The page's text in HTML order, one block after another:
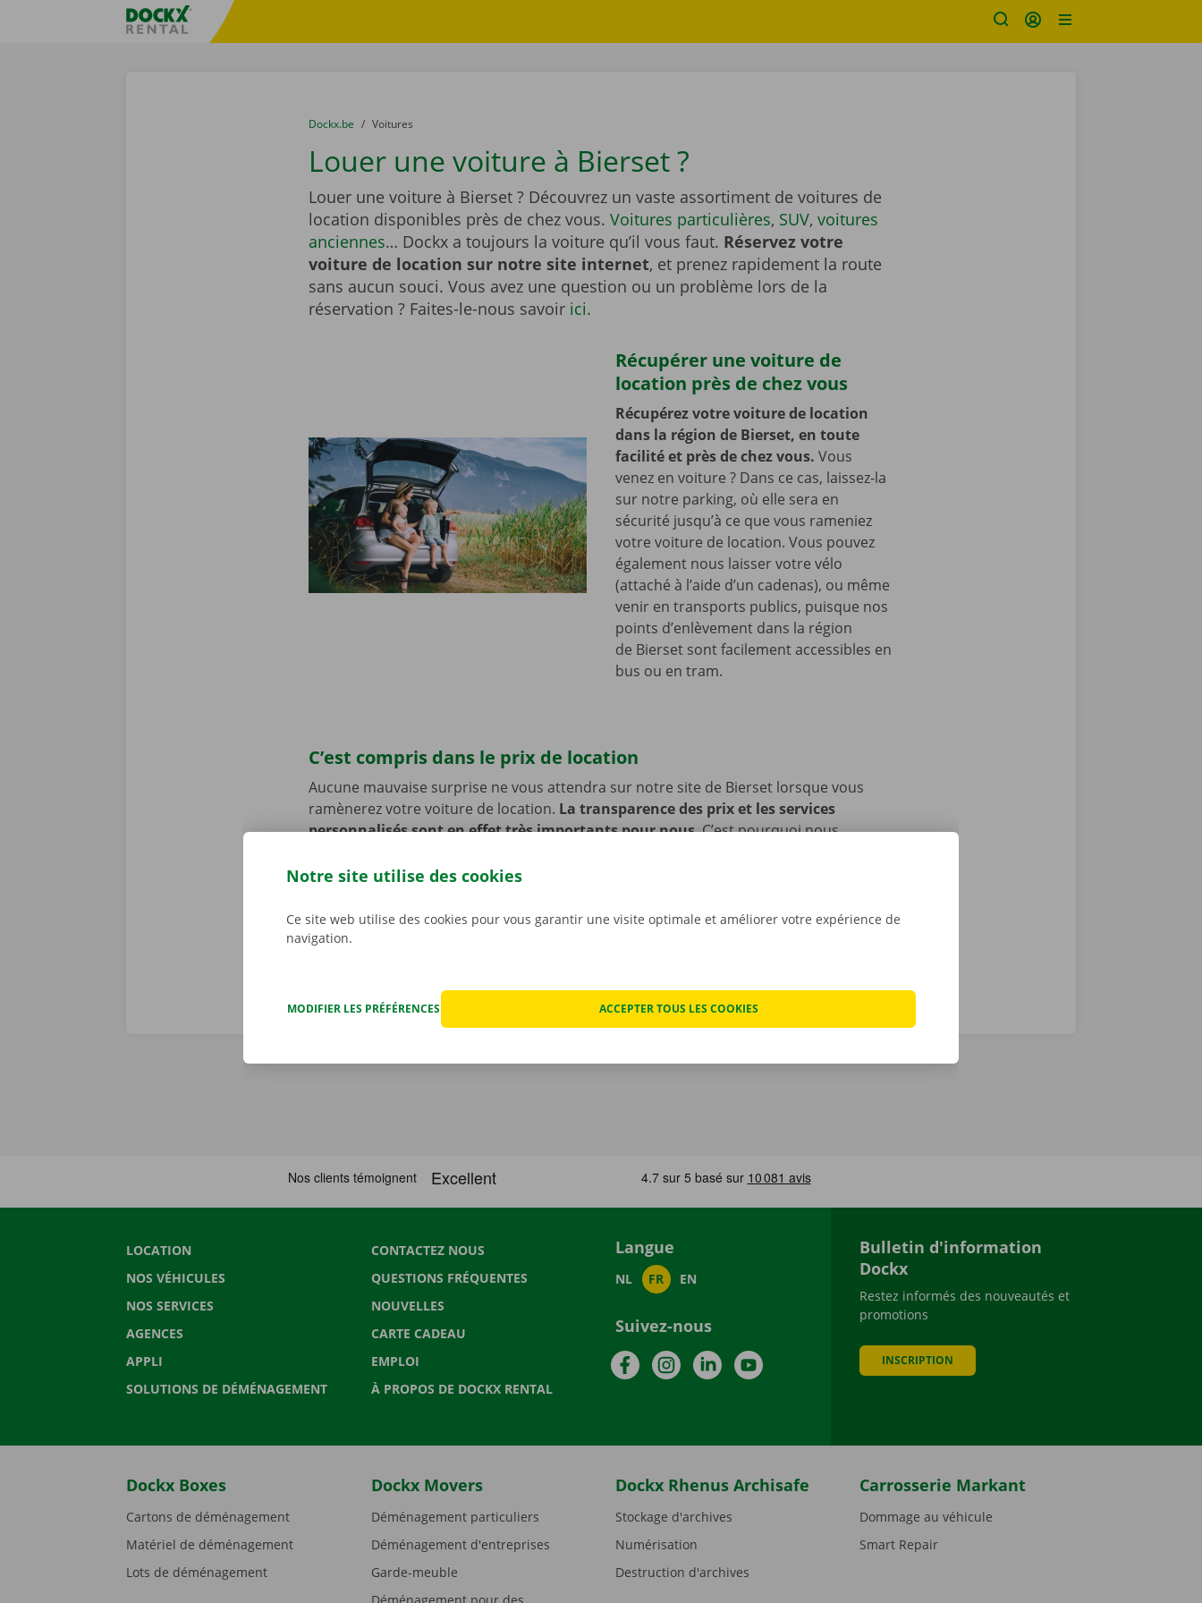
sitename
You are here:
du
Dockx.be to
Voitures
Louer une voiture à Bierset ?
Louer une voiture à Bierset ? Découvrez un vaste assortiment de voitures de
location disponibles près de chez vous. Voitures particulières, SUV, voitures
anciennes… Dockx a toujours la voiture qu’il vous faut. Réservez votre
voiture de location sur notre site internet, et prenez rapidement la route
sans aucun souci. Vous avez une question ou un problème lors de la
réservation ? Faites-le-nous savoir ici.
Récupérer une voiture de
location près de chez vous
Récupérez votre voiture de location
dans la région de Bierset, en toute
facilité et près de chez vous. Vous
venez en voiture ? Dans ce cas, laissez-la
sur notre parking, où elle sera en
sécurité jusqu’à ce que vous rameniez
votre voiture de location. Vous pouvez
également nous laisser votre vélo
(attaché à l’aide d’un cadenas), ou même
venir en transports publics, puisque nos
points d’enlèvement dans la région
de Bierset sont facilement accessibles en
bus ou en tram.
C’est compris dans le prix de location
Aucune mauvaise surprise ne vous attendra sur notre site de Bierset lorsque vous
ramènerez votre voiture de location. La transparence des prix et les services
personnalisés sont en effet très importants pour nous. C’est pourquoi nous
problème technique, vous profitez d’un service de dépannage disponible 24 h/24 et 7
LOCATION
NOS VÉHICULES
NOS SERVICES
AGENCES
APPLI
SOLUTIONS DE DÉMÉNAGEMENT
CONTACTEZ NOUS
QUESTIONS FRÉQUENTES
NOUVELLES
CARTE CADEAU
EMPLOI
À PROPOS DE DOCKX RENTAL
Langue
NL FR EN
Suivez-nous
FacebookInstagramLinkedInYouTube
Bulletin d'information
Dockx
Restez informés des nouveautés et
promotions
INSCRIPTION
Dockx Boxes
Cartons de déménagement
Matériel de déménagement
Lots de déménagement
Dockx Movers
Déménagement particuliers
Déménagement d'entreprises
Garde-meuble
Dockx Rhenus Archisafe
Stockage d'archives
Numérisation
Destruction d'archives
Carrosserie Markant
Dommage au véhicule
Smart Repair
Notre site utilise des cookies
Ce site web utilise des cookies pour vous garantir une visite optimale et améliorer votre expérience de
navigation.
MODIFIER LES PRÉFÉRENCES ACCEPTER TOUS LES COOKIES